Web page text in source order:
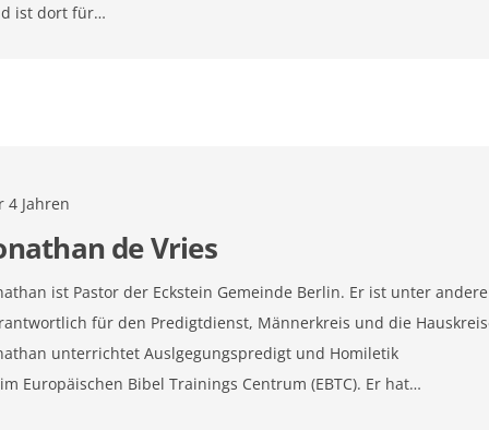
ist dort für…
4 Jahren
de Vries
ist Pastor der Eckstein Gemeinde Berlin. Er ist unter
für den Predigtdienst, Männerkreis und die
unterrichtet Auslgegungspredigt und Homiletik
Europäischen Bibel Trainings Centrum (EBTC). Er hat…